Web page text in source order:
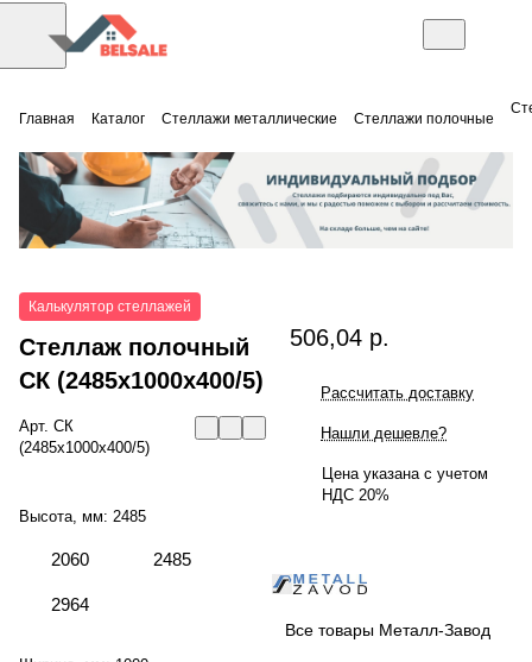
Главная Каталог Стеллажи металлические Стеллажи полочные
Калькулятор стеллажей
Стеллаж полочный
СК (2485x1000x400/5)
Арт. СК
(2485x1000x400/5)
Высота, мм: 2485
2060 2485
2964
506,04 р.
Рассчитать доставку
Нашли дешевле?
Цена указана с учетом
НДС 20%
Все товары Металл-Завод